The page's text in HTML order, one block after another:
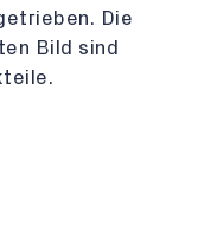
Die
Bild sind